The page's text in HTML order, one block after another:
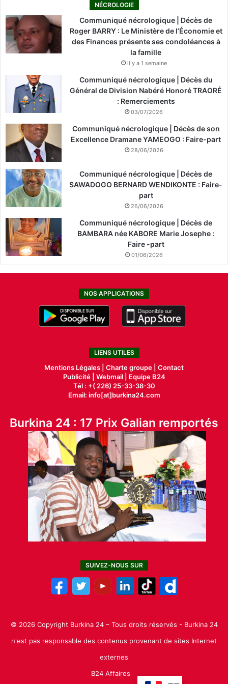
NÉCROLOGIE
Communiqué nécrologique | Décès de
Roger BARRY : Le Ministère de l’Économie et
des Finances présente ses condoléances à
la famille
il y a 1 semaine
Communiqué nécrologique | Décès du
Général de Division Nabéré Honoré TRAORÉ
: Remerciements
03/07/2026
Communiqué nécrologique | Décès de son
Excellence Dramane YAMEOGO : Faire-part
28/06/2026
Communiqué nécrologique | Décès de
SAWADOGO BERNARD WENDIKONTE : Faire-
part
26/06/2026
Communiqué nécrologique | Décès de
BAMBARA née KABORE Marie Josephe :
Faire -part
01/06/2026
NOS APPLICATIONS
LIENS UTILES
Mentions Légales | Charte groupe | Contact
Publicité| Webmail |
Equipe B24
Tél : +( 226) 25-33-38-30
Email: info[at]burkina24.com
Burkina 24 : 17 Prix Galian remportés
SUIVEZ-NOUS SUR
© 2026 Copyright Burkina 24 – Tous droits réservés - Burkina 24
n'est pas responsable des contenus provenant de sites Internet
externes
B24 Affaires